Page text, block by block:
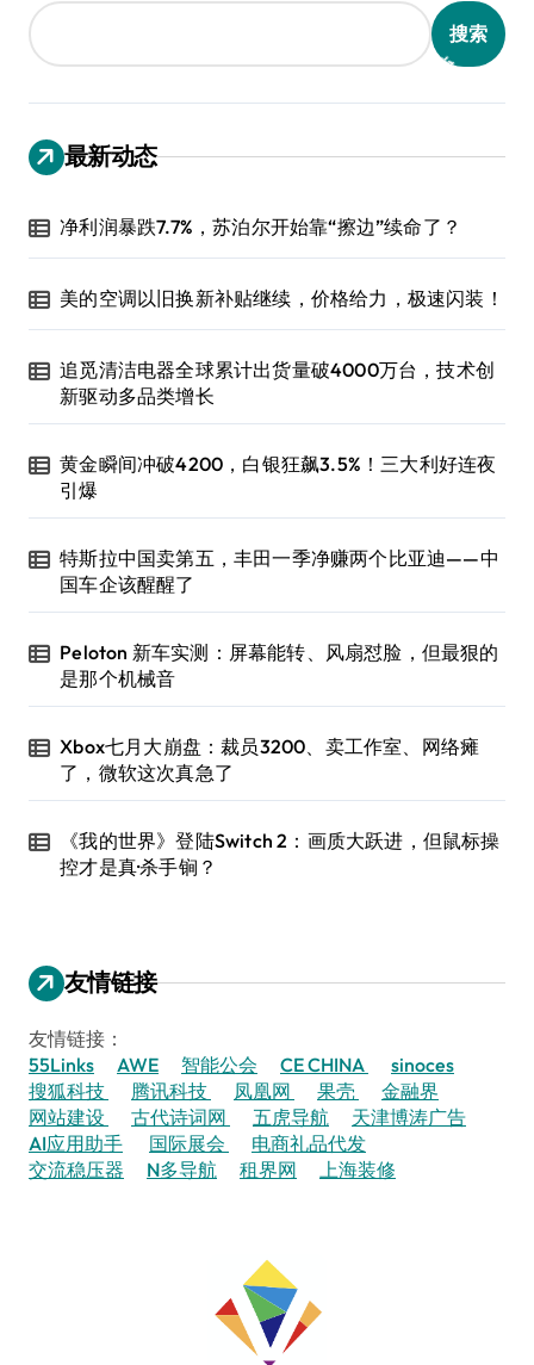
搜索
最新动态
净利润暴跌7.7%，苏泊尔开始靠“擦边”续命了？
美的空调以旧换新补贴继续，价格给力，极速闪装！
追觅清洁电器全球累计出货量破4000万台，技术创
新驱动多品类增长
黄金瞬间冲破4200，白银狂飙3.5%！三大利好连夜
引爆
特斯拉中国卖第五，丰田一季净赚两个比亚迪——中
国车企该醒醒了
Peloton 新车实测：屏幕能转、风扇怼脸，但最狠的
是那个机械音
Xbox七月大崩盘：裁员3200、卖工作室、网络瘫
了，微软这次真急了
《我的世界》登陆Switch 2：画质大跃进，但鼠标操
控才是真·杀手锏？
友情链接
友情链接：
55Links
AWE 智能公会 CE CHINA
sinoces
搜狐科技
腾讯科技 凤凰网 果壳
金融界
网站建设
古代诗词网 五虎导航
天津博涛广告
AI应用助手
国际展会
电商礼品代发
交流稳压器
N多导航 租界网 上海装修